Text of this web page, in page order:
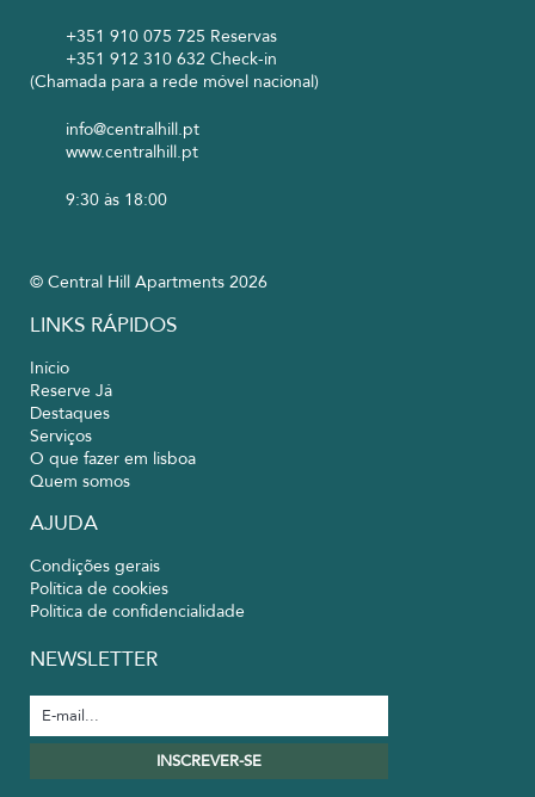
+351 910 075 725 Reservas
+351 912 310 632 Check-in
(Chamada para a rede móvel nacional)
info@centralhill.pt
www.centralhill.pt
9:30 às 18:00
© Central Hill Apartments 2026
LINKS RÁPIDOS
Início
Reserve Já
Destaques
Serviços
O que fazer em lisboa
Quem somos
AJUDA
Condições gerais
Política de cookies
Política de confidencialidade
NEWSLETTER